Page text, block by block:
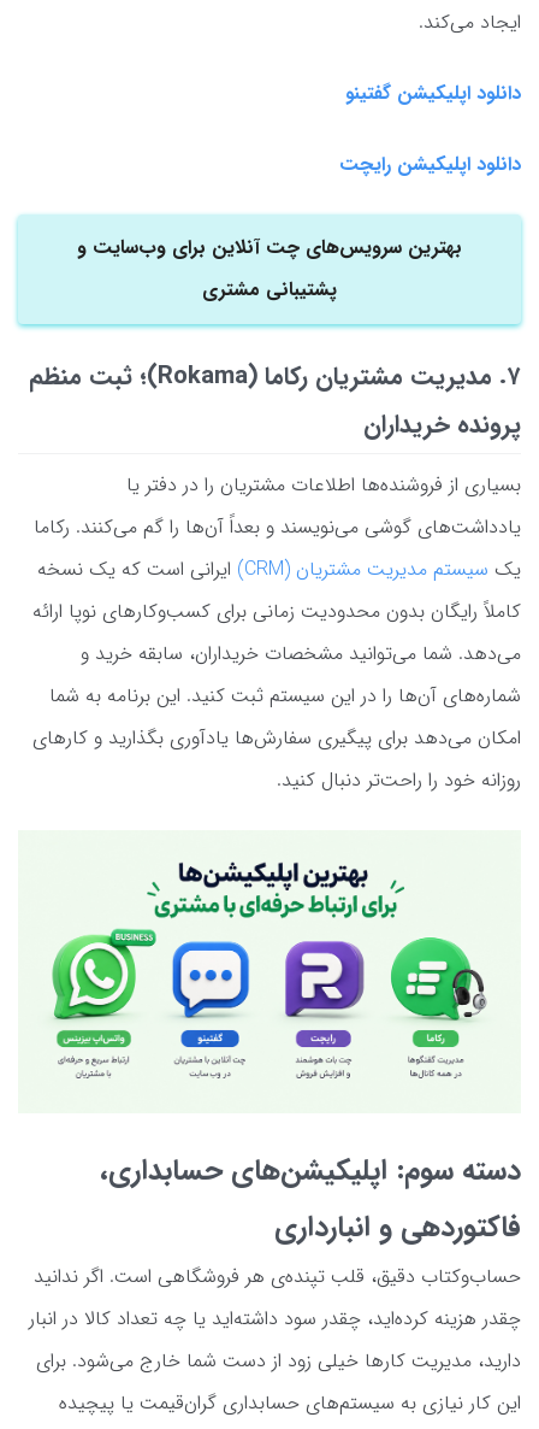
ایجاد می‌کند.
دانلود اپلیکیشن گفتینو
دانلود اپلیکیشن رایچت
بهترین سرویس‌های چت آنلاین برای وب‌سایت و
پشتیبانی مشتری
۷. مدیریت مشتریان رکاما (Rokama)؛ ثبت منظم
پرونده خریداران
بسیاری از فروشنده‌ها اطلاعات مشتریان را در دفتر یا
یادداشت‌های گوشی می‌نویسند و بعداً آن‌ها را گم می‌کنند. رکاما
یک سیستم مدیریت مشتریان (CRM)
ایرانی است که یک نسخه
کاملاً رایگان بدون محدودیت زمانی برای کسب‌وکارهای نوپا ارائه
می‌دهد. شما می‌توانید مشخصات خریداران، سابقه خرید و
شماره‌های آن‌ها را در این سیستم ثبت کنید. این برنامه به شما
امکان می‌دهد برای پیگیری سفارش‌ها یادآوری بگذارید و کارهای
روزانه خود را راحت‌تر دنبال کنید.
دسته سوم: اپلیکیشن‌های حسابداری،
فاکتوردهی و انبارداری
حساب‌وکتاب دقیق، قلب تپنده‌ی هر فروشگاهی است. اگر ندانید
چقدر هزینه کرده‌اید، چقدر سود داشته‌اید یا چه تعداد کالا در انبار
دارید، مدیریت کارها خیلی زود از دست شما خارج می‌شود. برای
این کار نیازی به سیستم‌های حسابداری گران‌قیمت یا پیچیده